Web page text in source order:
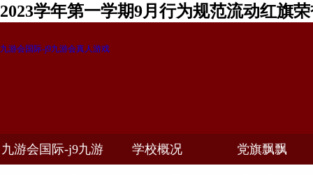
2023学年第一学期9月行为规范流动红旗
九游会国际-j9九游会真人游戏
九游会国际-j9九游 学校概况 党旗飘飘